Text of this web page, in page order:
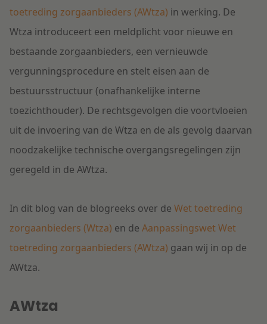
toetreding zorgaanbieders (AWtza) in werking. De
Wtza introduceert een meldplicht voor nieuwe en
bestaande zorgaanbieders, een vernieuwde
vergunningsprocedure en stelt eisen aan de
bestuursstructuur (onafhankelijke interne
toezichthouder). De rechtsgevolgen die voortvloeien
uit de invoering van de Wtza en de als gevolg daarvan
noodzakelijke technische overgangsregelingen zijn
geregeld in de AWtza.
In dit blog van de blogreeks over de Wet toetreding
zorgaanbieders (Wtza) en de Aanpassingswet Wet
toetreding zorgaanbieders (AWtza) gaan wij in op de
AWtza.
AWtza